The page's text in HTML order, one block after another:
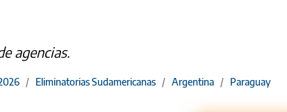
agencias.
/ Eliminatorias Sudamericanas / Argentina / Paraguay